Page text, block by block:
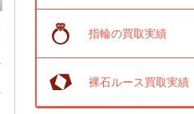
指輪の買取実績
裸石ルース買取実績